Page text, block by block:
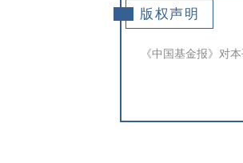
版权声明
《中国基金报》对